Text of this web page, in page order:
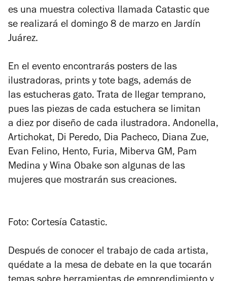
es una muestra colectiva llamada Catastic que
se realizará el domingo 8 de marzo en Jardín
Juárez.
En el evento encontrarás posters de las
ilustradoras, prints y tote bags, además de
las estucheras gato. Trata de llegar temprano,
pues las piezas de cada estuchera se limitan
a diez por diseño de cada ilustradora. Andonella,
Artichokat, Di Peredo, Dia Pacheco, Diana Zue,
Evan Felino, Hento, Furia, Miberva GM, Pam
Medina y Wina Obake son algunas de las
mujeres que mostrarán sus creaciones.
Foto: Cortesía Catastic.
Después de conocer el trabajo de cada artista,
quédate a la mesa de debate en la que tocarán